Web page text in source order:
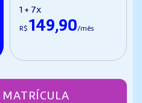
1 + 7x
R$ 149,90/mês
MATRÍCULA